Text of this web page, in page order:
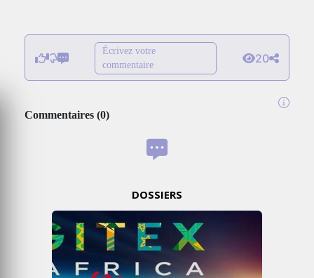
Écrivez votre
commentaire
20
Commentaires (0)
DOSSIERS